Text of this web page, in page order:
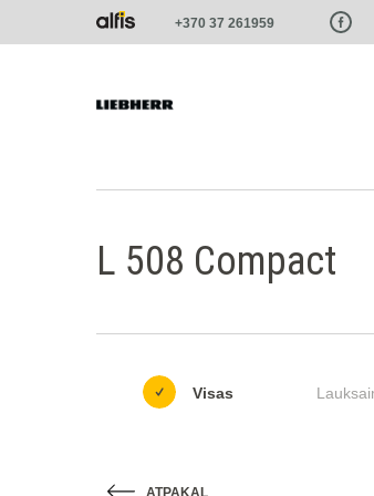
Paste this code as high in the of the page as
+370 37 261959
L 508 Compact
Visas
ATPAKAĻ